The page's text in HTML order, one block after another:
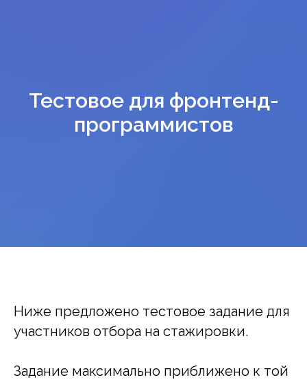
Тестовое для фронтенд-
программистов
Ниже предложено тестовое задание для
участников отбора на стажировки.
Задание максимально приближено к той